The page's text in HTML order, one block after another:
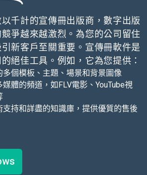
千計的宣傳冊出版商，數字出版
爭越來越激烈。為您的公司留住
新客戶至關重要。宣傳冊軟件是
絕佳工具。例如，它為您提供：
多個模板、主題、場景和背景圖像
體的頻道，如FLV電影、YouTube視
支持和詳盡的知識庫，提供優質的售後